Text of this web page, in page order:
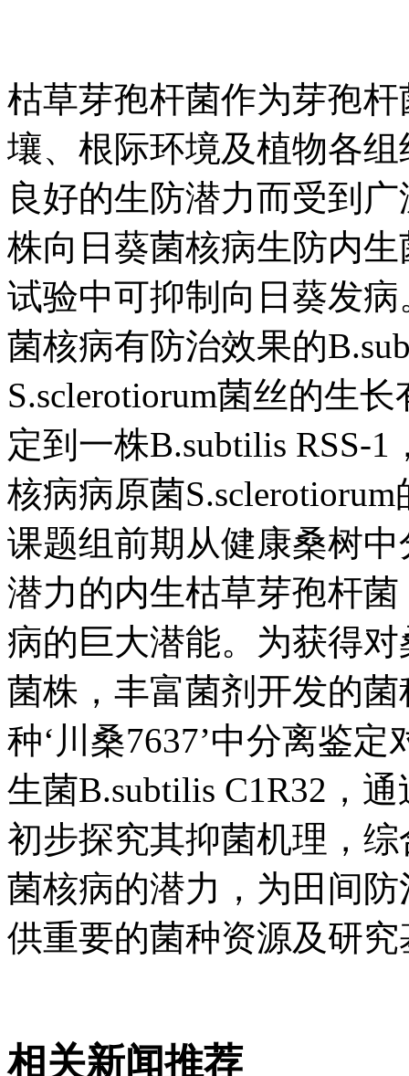
枯草芽孢杆菌作为芽孢
壤、根际环境及植物各
良好的生防潜力而受到
株向日葵菌核病生防内
试验中可抑制向日葵发
菌核病有防治效果的
S.sclerotiorum菌丝的生
定到一株B.subtilis RSS-
核病病原菌
课题组前期从健康桑树中
潜力的内生枯草芽孢杆
病的巨大潜能。为获得
菌株，丰富菌剂开发的
种‘川桑7637’中分离鉴
生菌B.subtilis C1R32，
初步探究其抑菌机理，
菌核病的潜力，为田间
供重要的菌种资源及研究
相关新闻推荐